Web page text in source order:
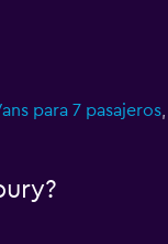
para 7 pasajeros,